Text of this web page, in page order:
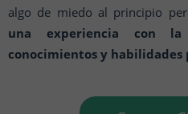
algo de miedo al principio
una experiencia con
conocimientos y habilidades